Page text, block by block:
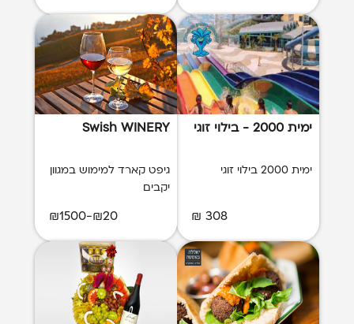
ימית 2000 - בילוי זוגי
ימית 2000 בילוי זוגי
308 ₪
Swish WINERY
גיפט קארד למימוש במגוון
יקבים
₪20-₪1500